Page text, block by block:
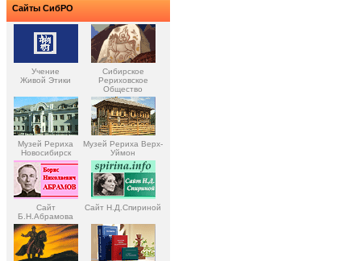
Сайты СибРО
Учение
Живой Этики
Сибирское
Рериховское
Общество
Музей Рериха
Новосибирск
Музей Рериха Верх-
Уймон
Сайт
Б.Н.Абрамова
Сайт Н.Д.Спириной